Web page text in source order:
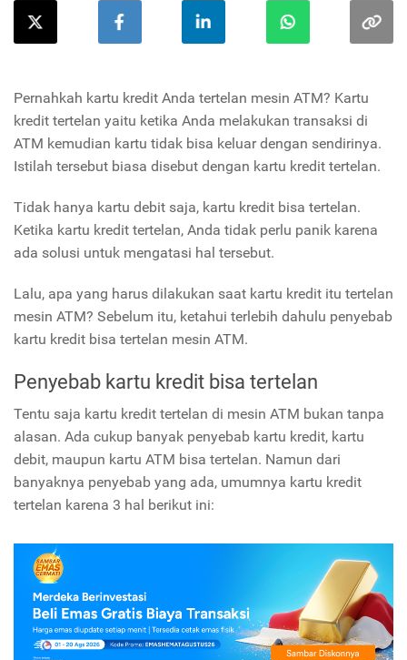
Pernahkah kartu kredit Anda tertelan mesin ATM? Kartu
kredit tertelan yaitu ketika Anda melakukan transaksi di
ATM kemudian kartu tidak bisa keluar dengan sendirinya.
Istilah tersebut biasa disebut dengan kartu kredit tertelan.
Tidak hanya kartu debit saja, kartu kredit bisa tertelan.
Ketika kartu kredit tertelan, Anda tidak perlu panik karena
ada solusi untuk mengatasi hal tersebut.
Lalu, apa yang harus dilakukan saat kartu kredit itu tertelan
mesin ATM? Sebelum itu, ketahui terlebih dahulu penyebab
kartu kredit bisa tertelan mesin ATM.
Penyebab kartu kredit bisa tertelan
Tentu saja kartu kredit tertelan di mesin ATM bukan tanpa
alasan. Ada cukup banyak penyebab kartu kredit, kartu
debit, maupun kartu ATM bisa tertelan. Namun dari
banyaknya penyebab yang ada, umumnya kartu kredit
tertelan karena 3 hal berikut ini: